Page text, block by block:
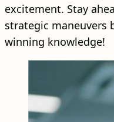
excitement. Stay
strategic maneuvers
winning knowledge!